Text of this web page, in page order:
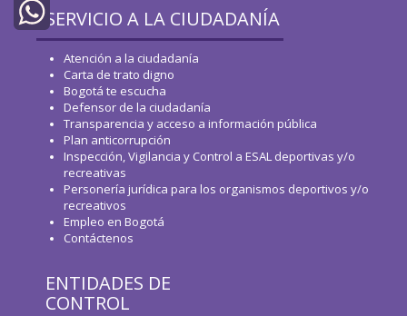
TwitterSERVICIO A LA CIUDADANÍA
Atención a la ciudadanía
Carta de trato digno
Bogotá te escucha
Defensor de la ciudadanía
Transparencia y acceso a información pública
Plan anticorrupción
Inspección, Vigilancia y Control a ESAL deportivas y/o
recreativas
Personería jurídica para los organismos deportivos y/o
recreativos
Empleo en Bogotá
Contáctenos
ENTIDADES DE
CONTROL